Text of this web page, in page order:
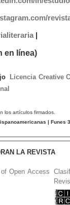
|
en línea)
Licencia Creative
los artículos firmados.
| Funes
LA REVISTA
Open Access